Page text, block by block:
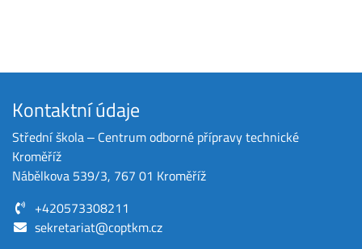
Kontaktní údaje
Střední škola ‒ Centrum odborné přípravy technické
Kroměříž
Nábělkova 539/3, 767 01 Kroměříž
+420573308211
sekretariat@coptkm.cz